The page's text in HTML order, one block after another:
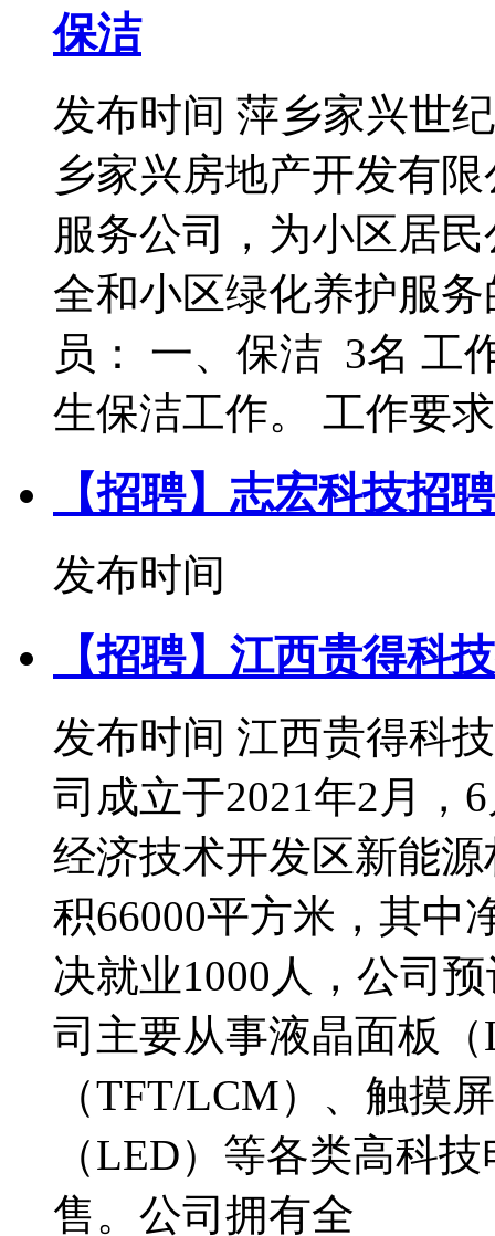
保洁
发布时间 萍乡家兴世
乡家兴房地产开发有
服务公司，为小区居
全和小区绿化养护服
员： 一、保洁 3名
生保洁工作。 工作要
【招聘】志宏科技招
发布时间
【招聘】江西贵得科
发布时间 江西贵得科
司成立于2021年2月，
经济技术开发区新能
积66000平方米，其中
决就业1000人，公司
司主要从事液晶面板
（TFT/LCM）、触摸
（LED）等各类高科
售。公司拥有全